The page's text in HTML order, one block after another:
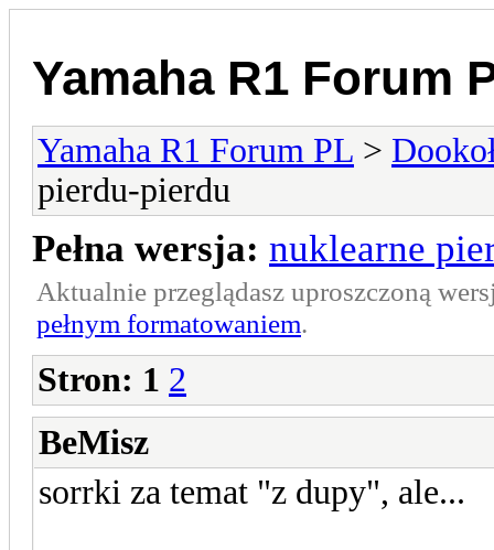
Yamaha R1 Forum
Yamaha R1 Forum PL >
pierdu-pierdu
Pełna wersja: nuklearne
Aktualnie przeglądasz uproszczoną
pełnym formatowaniem.
Stron: 1 2
BeMisz
sorrki za temat "z dupy", ale...